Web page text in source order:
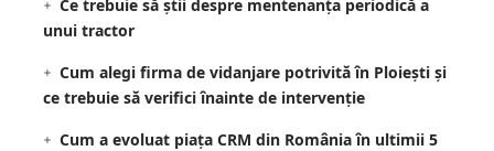
Ce trebuie să știi despre mentenanța periodică a
unui tractor
Cum alegi firma de vidanjare potrivită în Ploiești și
ce trebuie să verifici înainte de intervenție
Cum a evoluat piața CRM din România în ultimii 5